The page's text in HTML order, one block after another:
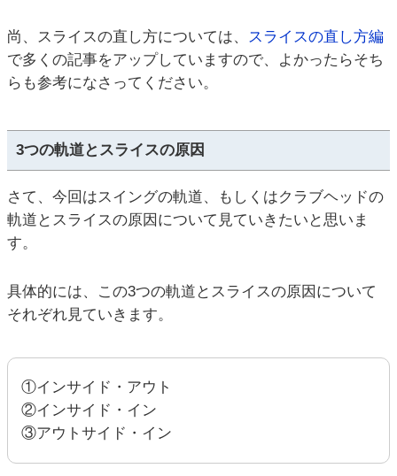
尚、スライスの直し方については、 スライスの直し方編
で多くの記事をアップしていますので、よかったらそち
らも参考になさってください。
3つの軌道とスライスの原因
さて、今回はスイングの軌道、もしくはクラブヘッドの
軌道とスライスの原因について見ていきたいと思いま
す。
具体的には、この3つの軌道とスライスの原因について
それぞれ見ていきます。
①インサイド・アウト
②インサイド・イン
③アウトサイド・イン